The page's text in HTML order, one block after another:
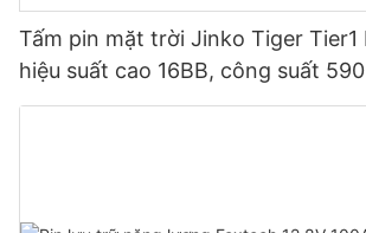
Tấm pin mặt trời Jinko Tiger Tier1
hiệu suất cao 16BB, công suất
watt, 630 watt, 650 watt, dạng